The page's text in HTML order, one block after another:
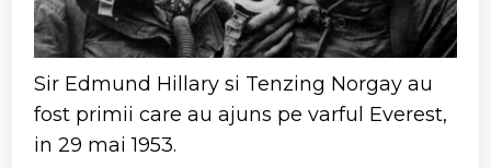
Sir Edmund Hillary si Tenzing Norgay au
fost primii care au ajuns pe varful Everest,
in 29 mai 1953.